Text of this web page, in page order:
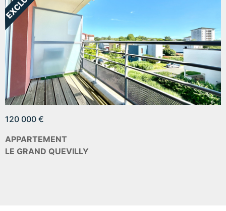
120 000 €
APPARTEMENT
LE GRAND QUEVILLY